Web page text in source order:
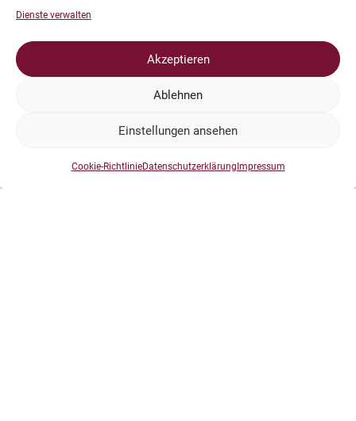
Dienste verwalten
Akzeptieren
Ablehnen
Einstellungen ansehen
Cookie-RichtlinieDatenschutzerklärung Impressum
verabschiedet.
Kleiner Bonus obendrauf:
Ich habe den Weltmeister auf 50 m um 2 Punkte geschlagen.
Hei.-Lo. 23 gern gesehen.